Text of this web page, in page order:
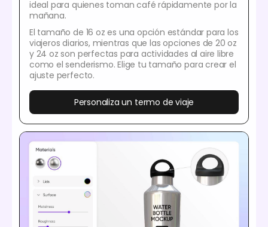
ideal para quienes toman café rápidamente por la
mañana.
El tamaño de 16 oz es una opción estándar para los
viajeros diarios, mientras que las opciones de 20 oz
y 24 oz son perfectas para actividades al aire libre
como el senderismo. Elige tu tamaño para crear el
ajuste perfecto.
Personaliza un termo de viaje